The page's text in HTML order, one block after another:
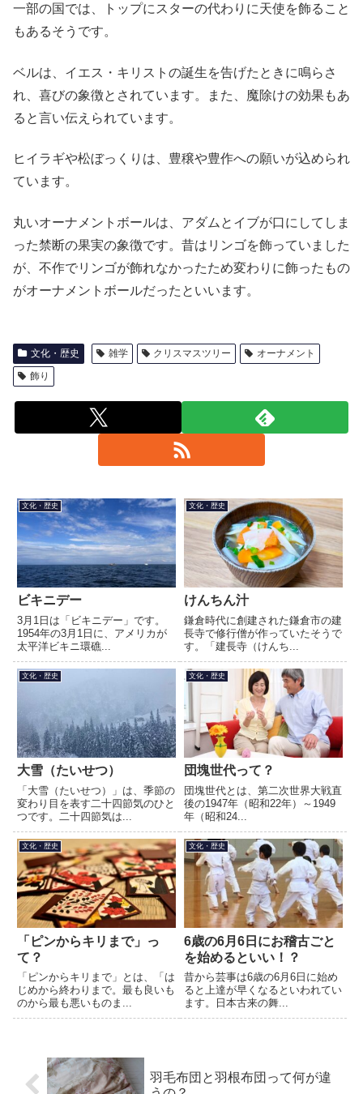
一部の国では、トップにスターの代わりに天使を飾ること
もあるそうです。
ベルは、イエス・キリストの誕生を告げたときに鳴らさ
れ、喜びの象徴とされています。また、魔除けの効果もあ
ると言い伝えられています。
ヒイラギや松ぼっくりは、豊穣や豊作への願いが込められ
ています。
丸いオーナメントボールは、アダムとイブが口にしてしま
った禁断の果実の象徴です。昔はリンゴを飾っていました
が、不作でリンゴが飾れなかったため変わりに飾ったもの
がオーナメントボールだったといいます。
文化・歴史 雑学 クリスマスツリー
オーナメント
飾り
文化・歴史
ビキニデー
3月1日は「ビキニデー」です。
1954年の3月1日に、アメリカが
太平洋ビキニ環礁...
文化・歴史
けんちん汁
鎌倉時代に創建された鎌倉市の建
長寺で修行僧が作っていたそうで
す。「建長寺（けんち...
文化・歴史
大雪（たいせつ）
「大雪（たいせつ）」は、季節の
変わり目を表す二十四節気のひと
つです。二十四節気は...
文化・歴史
団塊世代って？
団塊世代とは、第二次世界大戦直
後の1947年（昭和22年）～1949
年（昭和24...
文化・歴史
「ピンからキリまで」っ
て？
「ピンからキリまで」とは、「は
じめから終わりまで。最も良いも
のから最も悪いものま...
文化・歴史
6歳の6月6日にお稽古ごと
を始めるといい！？
昔から芸事は6歳の6月6日に始め
ると上達が早くなるといわれてい
ます。日本古来の舞...
羽毛布団と羽根布団って何が違